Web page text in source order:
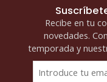
Recibe en tu
novedades.
temporada y